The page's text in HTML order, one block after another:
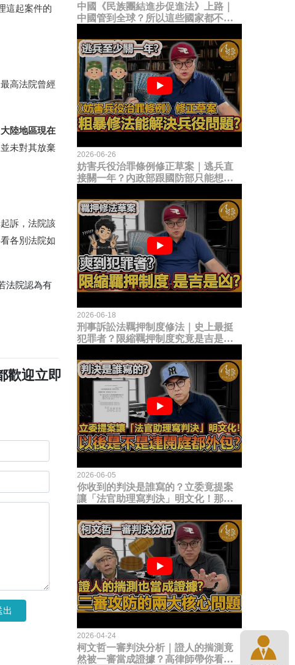
這起案件的
高法院曾經
大陸地區現在
並未對其放棄
訴，法院該
各別法院如
法院認為有
歡迎立即
出
中國《民族團結進步促進法》上路｜
中國管到全球？所以這些國家都不能
臉？
2026-06-26
妨害兵役治罪條例修正草案｜逃兵直
接關一年？內政部跟國防部只能想到
題？
2026-06-18
刑事訴訟法羈押制度修法｜史上最挺
犯罪者？限縮羈押制度究竟是吉是
2026-06-05
你收到的判決是誰寫的？立委竟提案
讓「法官助理寫判決」明文化！那以
2026-04-24
柯文哲一審判決分析｜證人的揣測竟
然被一審當成證據？高律師帶你看未